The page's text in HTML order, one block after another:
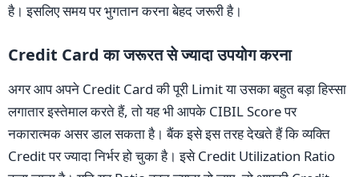
है। इसलिए समय पर भुगतान करना बेहद जरूरी है।
Credit Card का जरूरत से ज्यादा उपयोग करना
अगर आप अपने Credit Card की पूरी Limit या उसका बहुत बड़ा हिस्सा
लगातार इस्तेमाल करते हैं, तो यह भी आपके CIBIL Score पर
नकारात्मक असर डाल सकता है। बैंक इसे इस तरह देखते हैं कि व्यक्ति
Credit पर ज्यादा निर्भर हो चुका है। इसे Credit Utilization Ratio